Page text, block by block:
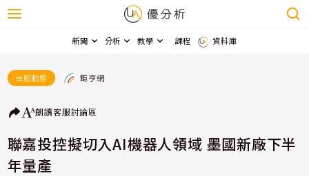
新聞 分析 教學 課程 資料庫
台股動態 鉅亨網
朗讀客服討論區
聯嘉投控擬切入AI機器人領域 墨國新廠下半
年量產